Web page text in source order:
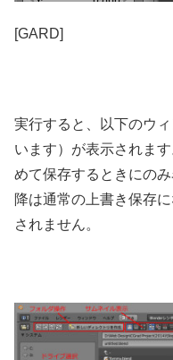
[GARD]
実行すると、以下のウ
います）が表示されま
めて保存するときにの
降は通常の上書き保存
されません。